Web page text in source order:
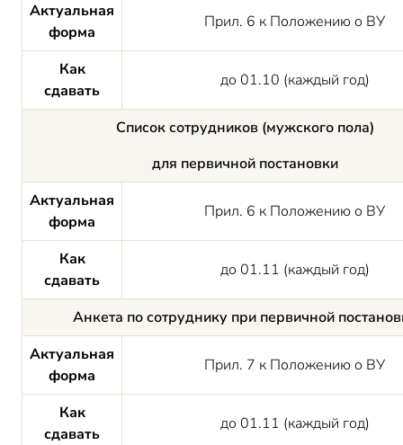
Актуальная
форма
Прил. 6 к Положению о ВУ
Как
сдавать
до 01.10 (каждый год)
Список сотрудников (мужского пола)
для первичной постановки
Актуальная
форма
Прил. 6 к Положению о ВУ
Как
сдавать
до 01.11 (каждый год)
Анкета по сотруднику при первичной
Актуальная
форма
Прил. 7 к Положению о ВУ
Как
сдавать
до 01.11 (каждый год)